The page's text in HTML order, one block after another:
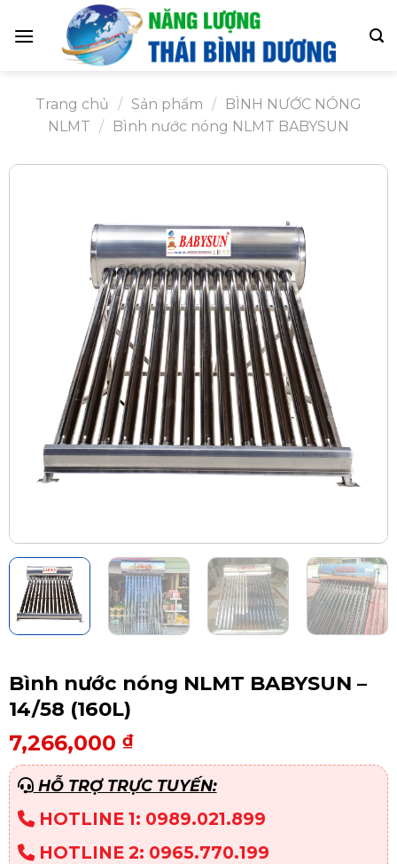
Trang chủ / Sản phẩm /
BÌNH NƯỚC NÓNG
NLMT / Bình nước nóng NLMT BABYSUN
Bình nước nóng NLMT BABYSUN –
14/58 (160L)
7,266,000 ₫
HỖ TRỢ TRỰC TUYẾN:
HOTLINE 1: 0989.021.899
HOTLINE 2: 0965.770.199